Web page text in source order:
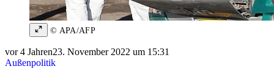
© APA/AFP
vor 4 Jahren23. November 2022 um 15:31
Außenpolitik